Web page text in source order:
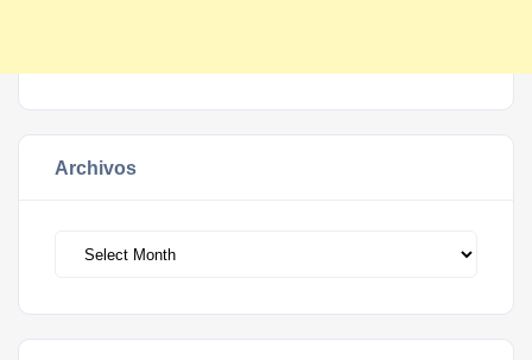
Archivos